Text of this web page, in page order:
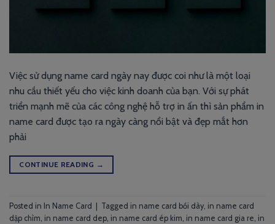
Việc sử dụng name card ngày nay được coi như là một loại
nhu cầu thiết yếu cho việc kinh doanh của bạn. Với sự phát
triển mạnh mẽ của các công nghệ hỗ trợ in ấn thì sản phẩm in
name card được tạo ra ngày càng nổi bật và đẹp mắt hơn
phải
CONTINUE READING →
Posted in In Name Card Tagged in name card bồi dày, in name card
dập chìm, in name card dep, in name card ép kim, in name card gia re, in